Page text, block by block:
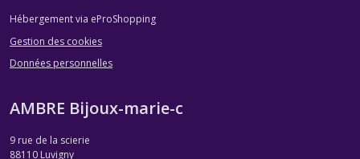
Hébergement via eProShopping
Gestion des cookies
Données personnelles
AMBRE Bijoux-marie-c
9 rue de la scierie
88110 Luvigny